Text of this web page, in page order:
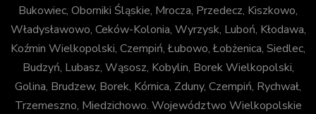
Bukowiec, Oborniki Śląskie, Mrocza, Przedecz, Kiszkowo,
Władysławowo, Ceków-Kolonia, Wyrzysk, Luboń, Kłodawa,
Koźmin Wielkopolski, Czempiń, Łubowo, Łobżenica, Siedlec,
Budzyń, Lubasz, Wąsosz, Kobylin, Borek Wielkopolski,
Golina, Brudzew, Borek, Kórnica, Zduny, Czempiń, Rychwał,
Trzemeszno, Miedzichowo. Województwo Wielkopolskie